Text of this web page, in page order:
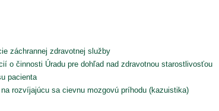
záchrannej zdravotnej služby
o činnosti Úradu pre dohľad nad zdravotnou starostlivosťou
pacienta
rozvíjajúcu sa cievnu mozgovú príhodu (kazuistika)